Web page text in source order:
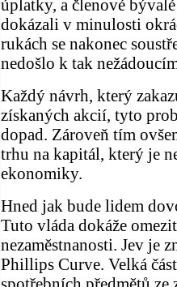
úplatky, a členové
dokázali v minulosti
rukách se nakonec
nedošlo k tak
Každý návrh, který
získaných akcií, tyto
dopad. Zároveň tím
trhu na kapitál, který je
ekonomiky.
Hned jak bude lidem
Tuto vláda dokáže
nezaměstnanosti. Jev je
Phillips Curve. Velká